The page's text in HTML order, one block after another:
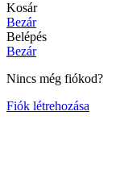
Kosár
Bezár
Belépés
Bezár
Nincs még fiókod?
Fiók létrehozása